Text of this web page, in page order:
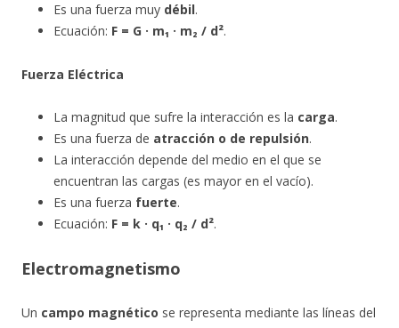
Es una fuerza muy débil.
Ecuación: F = G · m₁ · m₂ / d².
Fuerza Eléctrica
La magnitud que sufre la interacción es la carga.
Es una fuerza de atracción o de repulsión.
La interacción depende del medio en el que se
encuentran las cargas (es mayor en el vacío).
Es una fuerza fuerte.
Ecuación: F = k · q₁ · q₂ / d².
Electromagnetismo
Un campo magnético se representa mediante las líneas del